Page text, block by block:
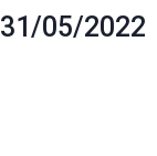
31/05/2022: